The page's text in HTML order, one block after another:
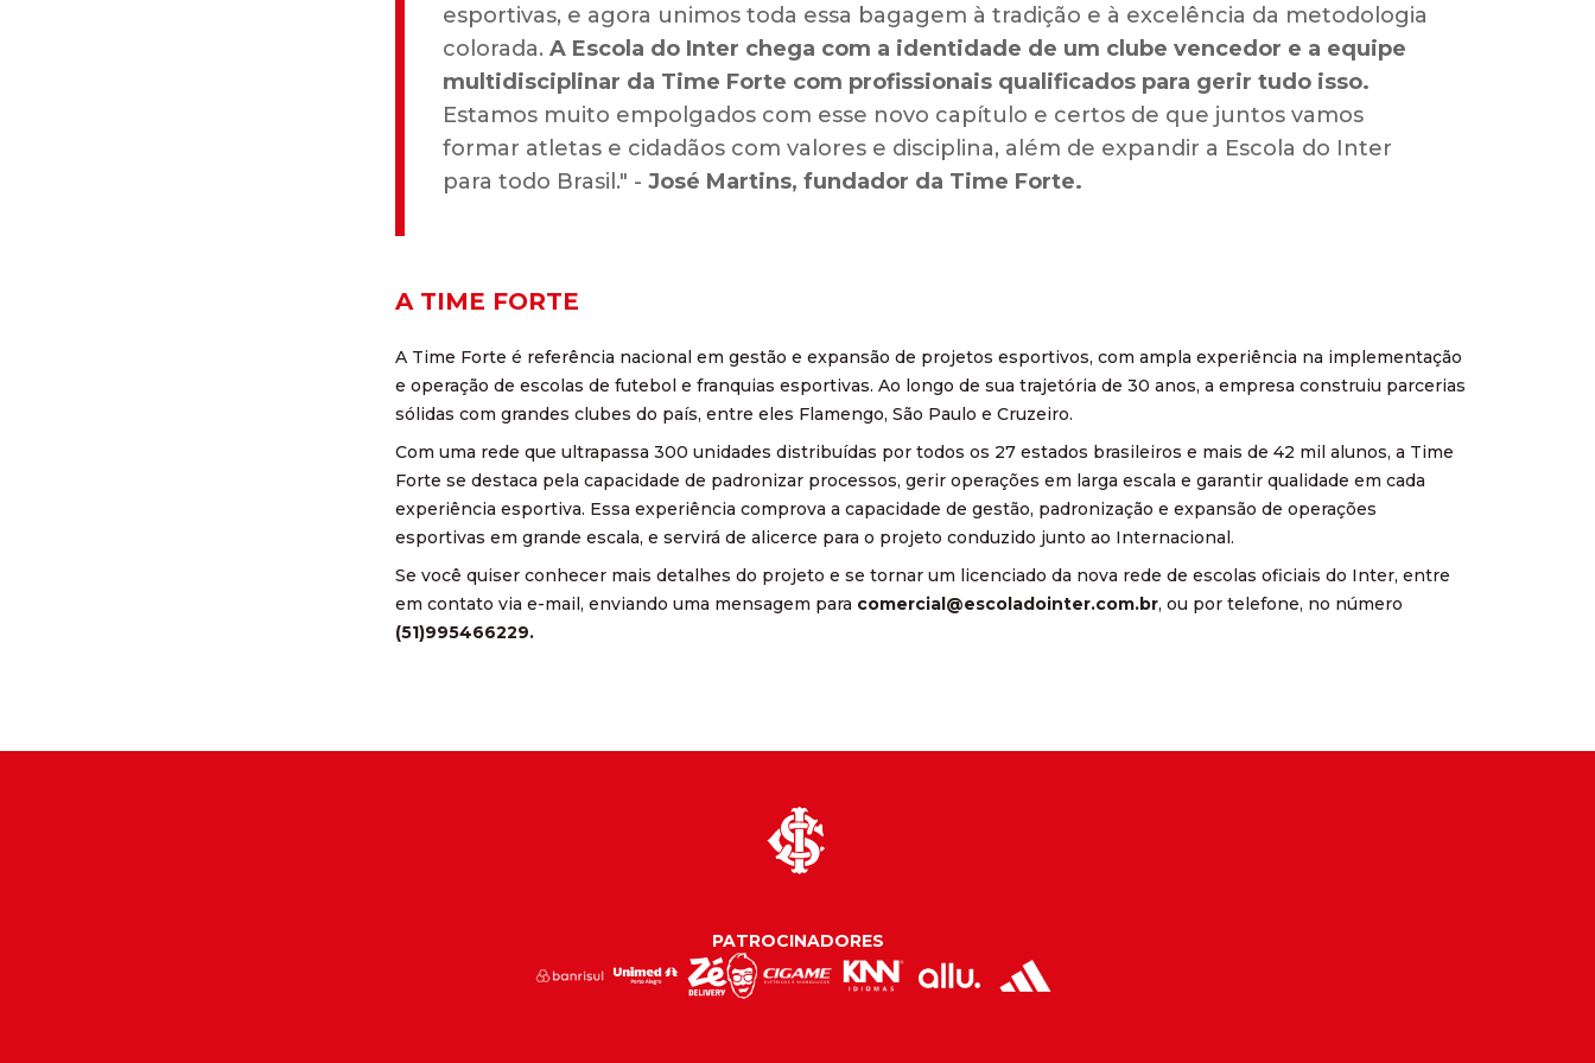
esportivas, e agora unimos toda essa bagagem à tradição e à excelência da metodologia
colorada. A Escola do Inter chega com a identidade de um clube vencedor e a equipe
multidisciplinar da Time Forte com profissionais qualificados para gerir tudo isso.
Estamos muito empolgados com esse novo capítulo e certos de que juntos vamos
formar atletas e cidadãos com valores e disciplina, além de expandir a Escola do Inter
para todo Brasil." - José Martins, fundador da Time Forte.
A TIME FORTE
A Time Forte é referência nacional em gestão e expansão de projetos esportivos, com ampla experiência na implementação
e operação de escolas de futebol e franquias esportivas. Ao longo de sua trajetória de 30 anos, a empresa construiu parcerias
sólidas com grandes clubes do país, entre eles Flamengo, São Paulo e Cruzeiro.
Com uma rede que ultrapassa 300 unidades distribuídas por todos os 27 estados brasileiros e mais de 42 mil alunos, a Time
Forte se destaca pela capacidade de padronizar processos, gerir operações em larga escala e garantir qualidade em cada
experiência esportiva. Essa experiência comprova a capacidade de gestão, padronização e expansão de operações
esportivas em grande escala, e servirá de alicerce para o projeto conduzido junto ao Internacional.
Se você quiser conhecer mais detalhes do projeto e se tornar um licenciado da nova rede de escolas oficiais do Inter, entre
em contato via e-mail, enviando uma mensagem para comercial@escoladointer.com.br, ou por telefone, no número
(51)995466229.
PATROCINADORES